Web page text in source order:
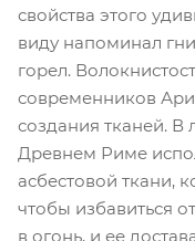
свойства этого
виду напоминал
горел.
современников
создания тканей. В
Древнем Риме
асбестовой ткани,
чтобы избавиться
в огонь, и ее